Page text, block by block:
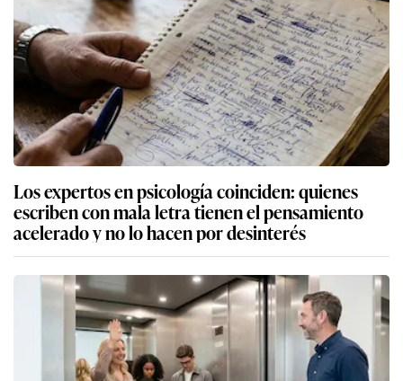
Los expertos en psicología coinciden: quienes
escriben con mala letra tienen el pensamiento
acelerado y no lo hacen por desinterés